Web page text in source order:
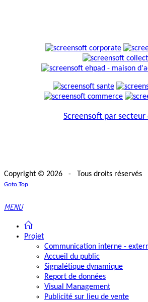
Screensoft par
Copyright © 2026 - Tous droits
Goto Top
MENU
Projet
Communication interne -
Accueil du public
Signalétique dynamique
Report de données
Visual Management
Publicité sur lieu de vente